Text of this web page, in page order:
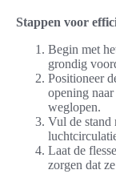
Stappen voor
Begin met
grondig
Positioneer
opening
weglopen.
Vul de stand
Laat de
zorgen dat